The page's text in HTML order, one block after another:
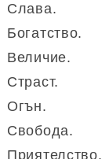
Слава.
Богатство.
Величие.
Страст.
Огън.
Свобода.
Приятелство.